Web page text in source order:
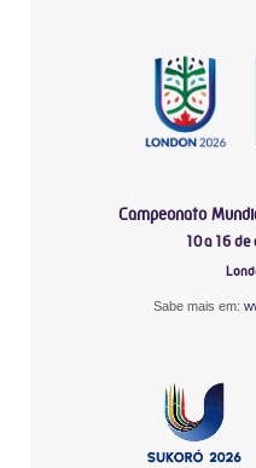
Campeonato
10 a 16
Sabe mais em: